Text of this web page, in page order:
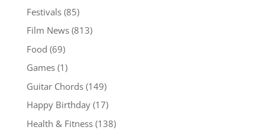
Festivals(85)
Film News(813)
Food (69)
Games(1)
Guitar Chords(149)
Happy Birthday(17)
Health & Fitness(138)